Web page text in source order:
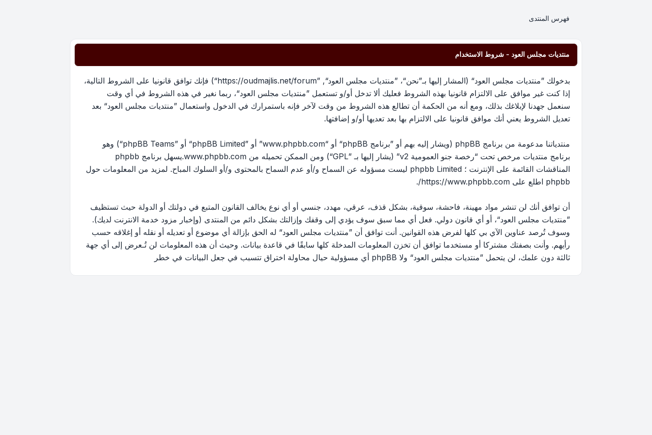
فهرس المنتدى
منتديات مجلس العود - شروط الاستخدام
بدخولك ”منتديات مجلس العود“ (المشار إليها بـ”نحن“، ”منتديات مجلس العود“, ”https://oudmajlis.net/forum“) فإنك توافق قانونيا على الشروط التالية،
إذا كنت غير موافق على الالتزام قانونيا بهذه الشروط فعليك ألا تدخل أو/و تستعمل ”منتديات مجلس العود“، ربما نغير في هذه الشروط في أي وقت
سنعمل جهدنا لإبلاغك بذلك، ومع أنه من الحكمة أن تطالع هذه الشروط من وقت لآخر فإنه باستمرارك في الدخول واستعمال ”منتديات مجلس العود“ بعد
تعديل الشروط يعني أنك موافق قانونيا على الالتزام بها بعد تعديها أو/و إضافتها.
منتدياتنا مدعومة من برنامج phpBB (ويشار إليه بهم أو ”برنامج phpBB“ أو “www.phpbb.com” أو ”phpBB Limited“ أو ”phpBB Teams“) وهو
برنامج منتديات مرخص تحت “رخصة جنو العمومية v2 ” (يشار إليها بـ ”GPL“) ومن الممكن تحميله من www.phpbb.com
.يسهل برنامج phpbb
المناقشات القائمة على الإنترنت ؛ phpbb Limited ليست مسؤوله عن السماح و/أو عدم السماح بالمحتوى و/أو السلوك المباح. لمزيد من المعلومات حول
phpbb اطلع على
https://www.phpbb.com/
.
أن توافق أنك لن تنشر مواد مهينة، فاحشة، سوقية، بشكل قذف، عرقي، مهدد، جنسي أو أي نوع يخالف القانون المتبع في دولتك أو الدولة حيث تستظيف
”منتديات مجلس العود“، أو أي قانون دولي. فعل أي مما سبق سوف يؤدي إلى وقفك وإزالتك بشكل دائم من المنتدى (وإخبار مزود خدمة الانترنت لديك).
وسوف تُرصد عناوين الآي بي كلها لفرض هذه القوانين. أنت توافق أن ”منتديات مجلس العود“ له الحق بإزالة أي موضوع أو تعديله أو نقله أو إغلاقه حسب
رأيهم. وأنت بصفتك مشتركا أو مستخدما توافق أن تخزن المعلومات المدخلة كلها سابقًا في قاعدة بيانات. وحيث أن هذه المعلومات لن تُـعرض إلى أي جهة
ثالثة دون علمك، لن يتحمل ”منتديات مجلس العود“ ولا phpBB أي مسؤولية حيال محاولة اختراق تتسبب في جعل البيانات في خطر